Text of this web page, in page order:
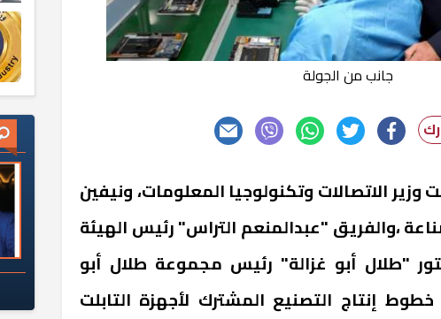
جانب من الجولة
الاتصالات وتكنولوجيا المعلومات، ونيفين
،والفريق "عبدالمنعم التراس" رئيس الهيئة
"طلال أبو غزالة" رئيس مجموعة طلال أبو
خطوط إنتاج التصنيع المشترك لأجهزة التابلت